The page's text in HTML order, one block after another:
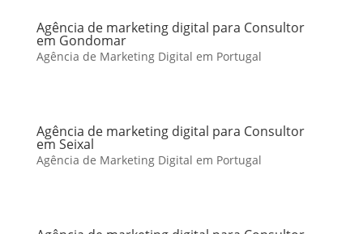
Agência de marketing digital para Consultor
em Gondomar
Agência de Marketing Digital em Portugal
Agência de marketing digital para Consultor
em Seixal
Agência de Marketing Digital em Portugal